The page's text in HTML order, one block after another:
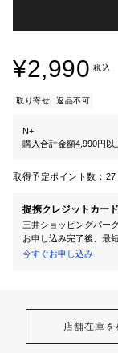
¥2,990 税込
取り寄せ 返品不可
N+
購入合計金額4,990円以
取得予定ポイント数： 27
提携クレジットカー
三井ショッピングパー
お申し込み完了後、最
今すぐお申し込み
店舗在庫を